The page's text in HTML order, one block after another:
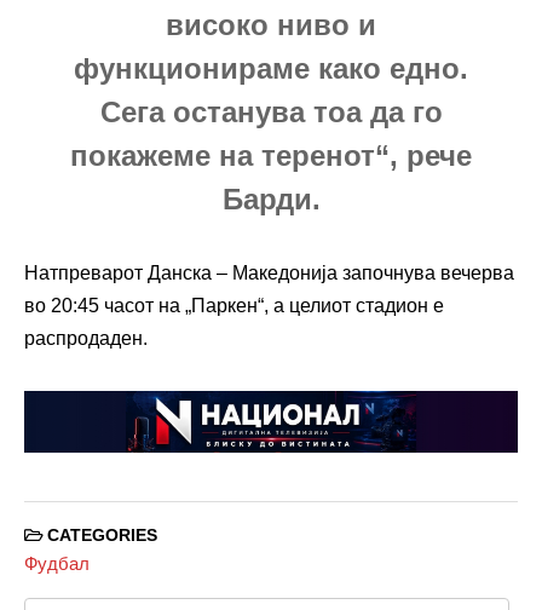
високо ниво и
функционираме како едно.
Сега останува тоа да го
покажеме на теренот“, рече
Барди.
Натпреварот Данска – Македонија започнува вечерва
во 20:45 часот на „Паркен“, а целиот стадион е
распродаден.
CATEGORIES
Фудбал